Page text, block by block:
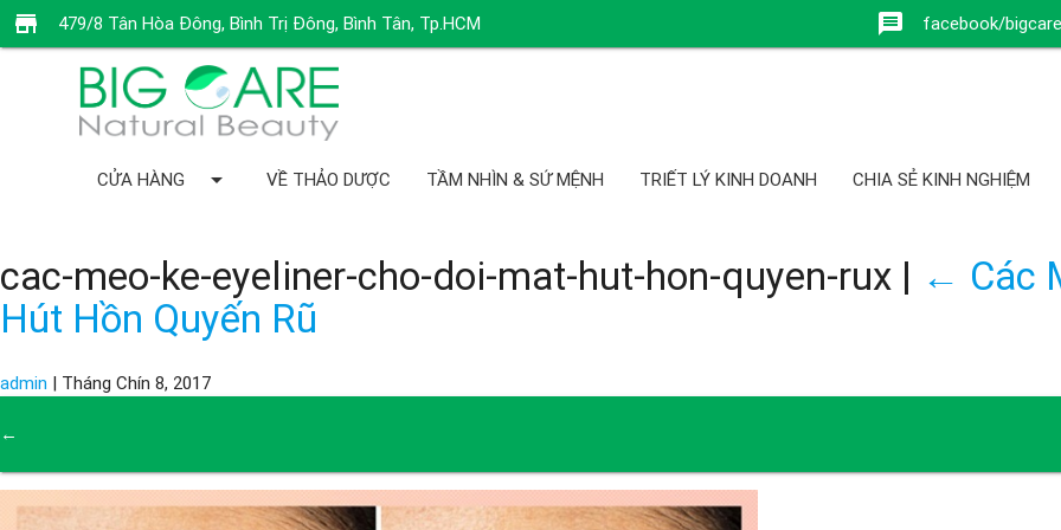
store 479/8 Tân Hòa Đông, Bình Trị Đông, Bình Tân, Tp.HCM message facebook/bigcare
CỬA HÀNG arrow_drop_down VỀ THẢO DƯỢC TẦM NHÌN & SỨ MỆNH TRIẾT LÝ KINH DOANH CHIA SẺ KINH NGHIỆM
cac-meo-ke-eyeliner-cho-doi-mat-hut-hon-quyen-rux | ← Các
Hút Hồn Quyến Rũ
admin | Tháng Chín 8, 2017
←